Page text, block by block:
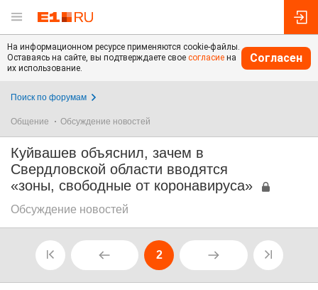
На информационном ресурсе применяются cookie-файлы.
Оставаясь на сайте, вы подтверждаете свое согласие на
их использование.
Согласен
Поиск по форумам
Общение Обсуждение новостей
Куйвашев объяснил, зачем в
Свердловской области вводятся
«зоны, свободные от коронавируса»
Обсуждение новостей
2